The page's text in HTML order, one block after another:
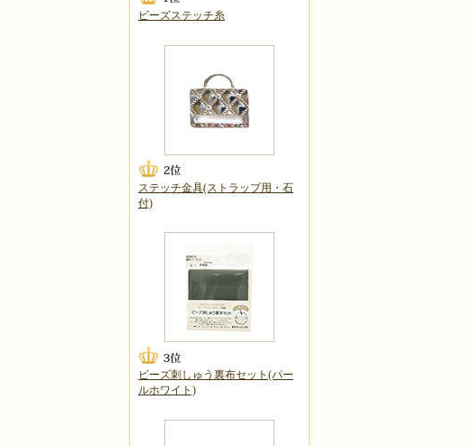
ビーズステッチ糸
ステッチ金具(ストラップ用・石
付)
ビーズ刺しゅう裏布セット(パー
ルホワイト)